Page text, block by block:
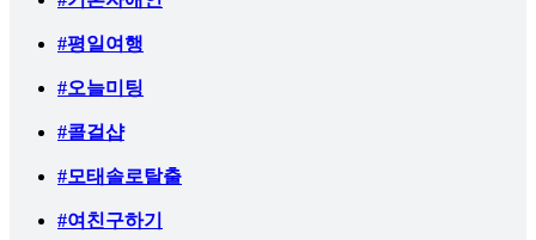
#평일여행
#오늘미팅
#콜걸샵
#모태솔로탈출
#여친구하기